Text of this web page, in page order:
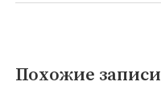
Похожие записи